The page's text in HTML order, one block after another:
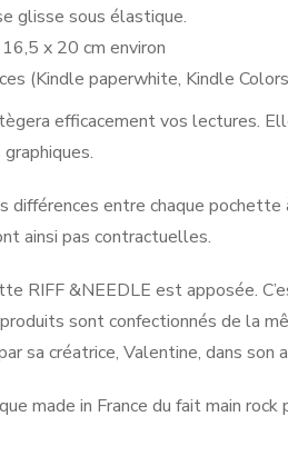
glisse sous élastique.
x 20 cm environ
(Kindle paperwhite, Kindle
efficacement vos lectures.
différences entre chaque
ainsi pas contractuelles.
RIFF &NEEDLE est apposée.
sont confectionnés de la
sa créatrice, Valentine, dans son
made in France du fait main